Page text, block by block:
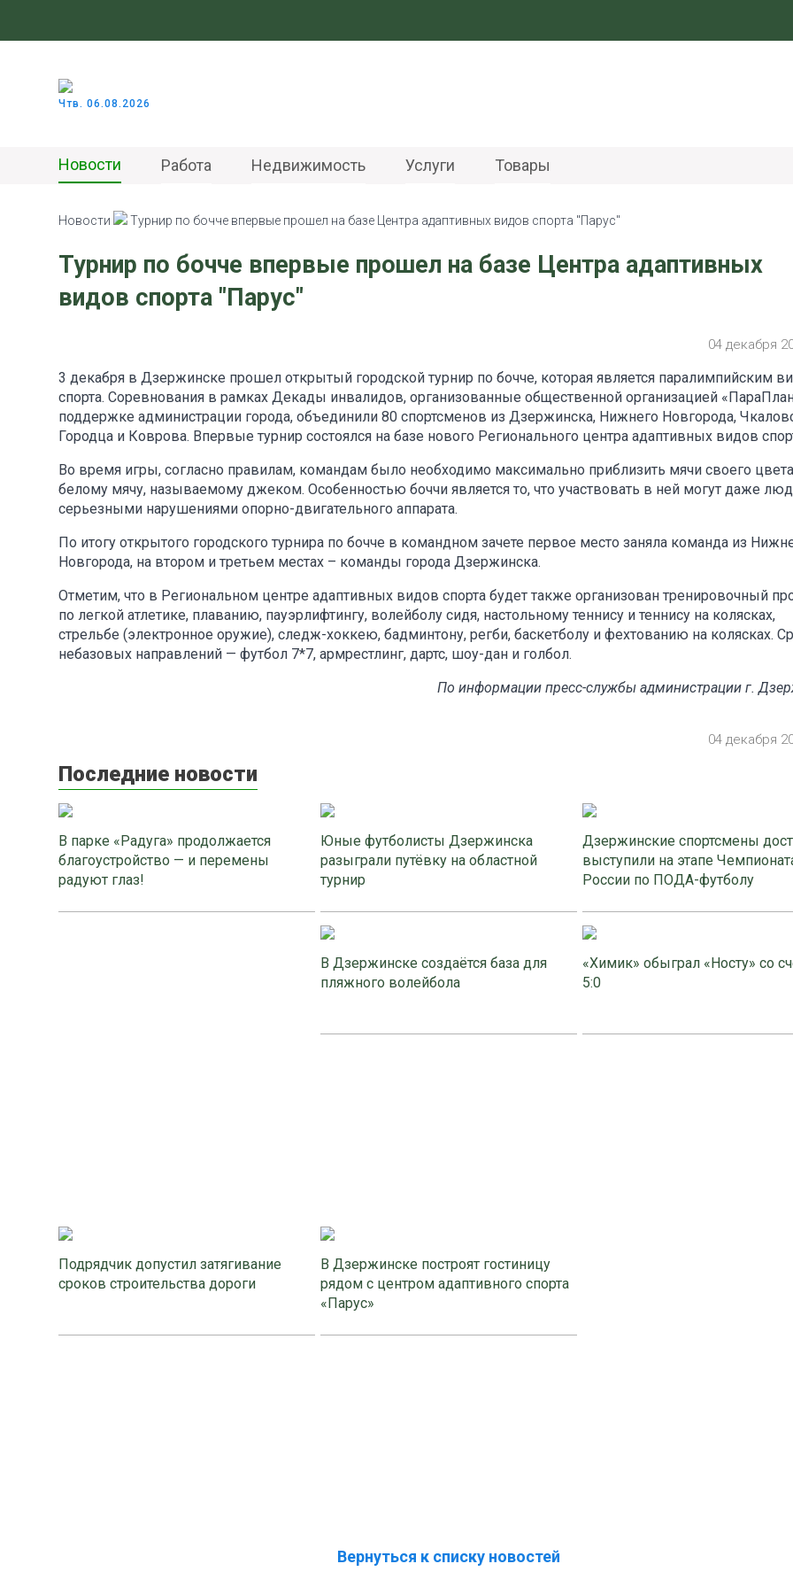
Чтв. 06.08.2026
Новости Работа Недвижимость Услуги Товары
Новости Турнир по бочче впервые прошел на базе Центра адаптивных видов спорта "Парус"
Турнир по бочче впервые прошел на базе Центра адаптивных
видов спорта "Парус"
04 декабря
3 декабря в Дзержинске прошел открытый городской турнир по бочче, которая является паралимпийским
спорта. Соревнования в рамках Декады инвалидов, организованные общественной организацией
поддержке администрации города, объединили 80 спортсменов из Дзержинска, Нижнего Новгорода,
Городца и Коврова. Впервые турнир состоялся на базе нового Регионального центра адаптивных видов
Во время игры, согласно правилам, командам было необходимо максимально приблизить мячи своего
белому мячу, называемому джеком. Особенностью боччи является то, что участвовать в ней могут даже
серьезными нарушениями опорно-двигательного аппарата.
По итогу открытого городского турнира по бочче в командном зачете первое место заняла команда из
Новгорода, на втором и третьем местах – команды города Дзержинска.
Отметим, что в Региональном центре адаптивных видов спорта будет также организован тренировочный
по легкой атлетике, плаванию, пауэрлифтингу, волейболу сидя, настольному теннису и теннису на колясках,
стрельбе (электронное оружие), следж-хоккею, бадминтону, регби, баскетболу и фехтованию на колясках.
небазовых направлений — футбол 7*7, армрестлинг, дартс, шоу-дан и голбол.
По информации пресс-службы администрации г.
04 декабря
Последние новости
В парке «Радуга» продолжается
благоустройство — и перемены
радуют глаз!
Юные футболисты Дзержинска
разыграли путёвку на областной
турнир
Дзержинские спортсмены
выступили на этапе
России по ПОДА-футболу
В Дзержинске создаётся база для
пляжного волейбола
«Химик» обыграл «Носту» со
5:0
Подрядчик допустил затягивание
сроков строительства дороги
В Дзержинске построят гостиницу
рядом с центром адаптивного спорта
«Парус»
Вернуться к списку новостей